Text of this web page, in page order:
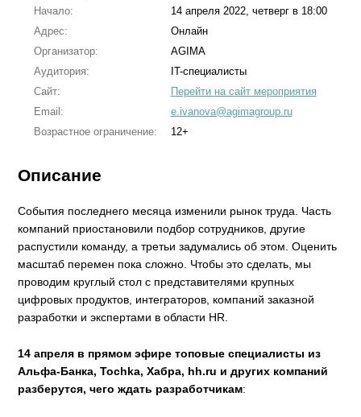
Начало:
14 апреля 2022, четверг в 18:00
Адрес:
Онлайн
Организатор:
AGIMA
Аудитория:
IT-специалисты
Сайт:
Перейти на сайт мероприятия
Email:
e.ivanova@agimagroup.ru
Возрастное ограничение:
12+
Описание
События последнего месяца изменили рынок труда. Часть
компаний приостановили подбор сотрудников, другие
распустили команду, а третьи задумались об этом. Оценить
масштаб перемен пока сложно. Чтобы это сделать, мы
проводим круглый стол с представителями крупных
цифровых продуктов, интеграторов, компаний заказной
разработки и экспертами в области HR.
14 апреля в прямом эфире топовые специалисты из
Альфа-Банка, Tochka, Хабра, hh.ru и других компаний
разберутся, чего ждать разработчикам: